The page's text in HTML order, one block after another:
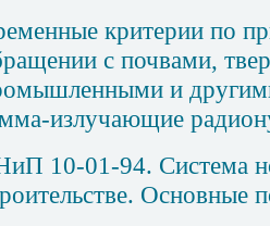
критерии по
с почвами,
и
излучающие
10-01-94. Система
Основные